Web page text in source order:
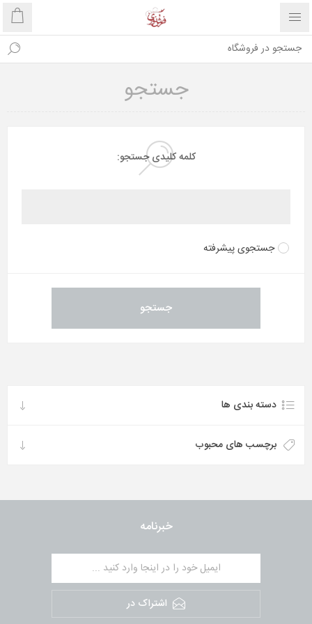
جستجو
کلمه کلیدی جستجو:
جستجوی پیشرفته
دسته بندی ها
برچسب های محبوب
خبرنامه
اشتراک در